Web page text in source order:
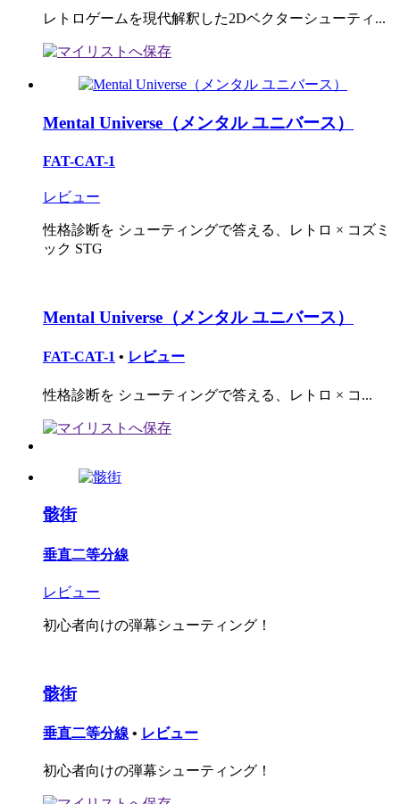
レトロゲームを現代解釈した2Dベクターシューティ...
Mental Universe（メンタル ユニバース）
FAT-CAT-1
レビュー
性格診断を シューティングで答える、レトロ × コズミ
ック STG
Mental Universe（メンタル ユニバース）
FAT-CAT-1 • レビュー
性格診断を シューティングで答える、レトロ × コ...
骸街
垂直二等分線
レビュー
初心者向けの弾幕シューティング！
骸街
垂直二等分線 • レビュー
初心者向けの弾幕シューティング！